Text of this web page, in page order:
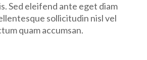
Sed eleifend ante eget diam
sollicitudin nisl vel
quam accumsan.